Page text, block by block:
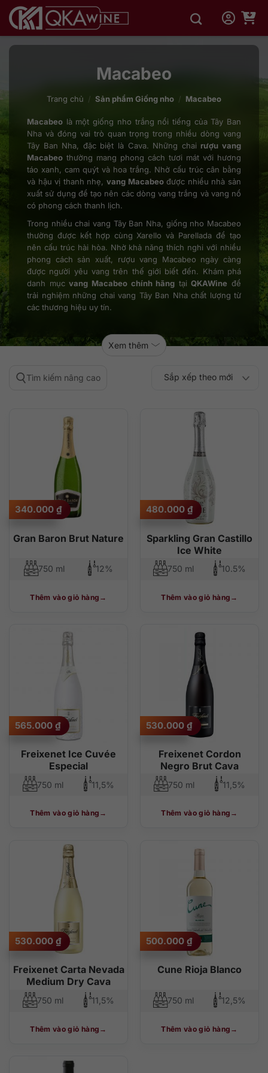
qua
dung
Macabeo
Trang chủ / Sản phẩm Giống nho / Macabeo
Macabeo là một giống nho trắng nổi tiếng của Tây Ban
Nha và đóng vai trò quan trọng trong nhiều dòng vang
Tây Ban Nha, đặc biệt là Cava. Những chai rượu vang
Macabeo thường mang phong cách tươi mát với hương
táo xanh, cam quýt và hoa trắng. Nhờ cấu trúc cân bằng
và hậu vị thanh nhẹ, vang Macabeođược nhiều nhà sản
xuất sử dụng để tạo nên các dòng vang trắng và vang nổ
có phong cách thanh lịch.
Trong nhiều chai vang Tây Ban Nha, giống nho Macabeo
thường được kết hợp cùng Xarello và Parellada để tạo
nên cấu trúc hài hòa. Nhờ khả năng thích nghi với nhiều
phong cách sản xuất, rượu vang Macabeo ngày càng
được người yêu vang trên thế giới biết đến. Khám phá
danh mụcvang Macabeo chính hãng tạiQKAWine để
trải nghiệm những chai vang Tây Ban Nha chất lượng từ
các thương hiệu uy tín.
Xem thêm
Tìm kiếm nâng cao Sắp xếp theo
độ phổ biến
Sắp xếp theo mới
thấp đến cao
cao đến thấp
Gran Baron Brut Nature
340.000 ₫
750 ml 12%
Thêm vào giỏ hàng
Sparkling Gran Castillo
Ice White
480.000 ₫
750 ml 10.5%
Thêm vào giỏ hàng
Freixenet Ice Cuvée
Especial
565.000 ₫
750 ml 11,5%
Thêm vào giỏ hàng
Freixenet Cordon
Negro Brut Cava
530.000 ₫
750 ml 11,5%
Thêm vào giỏ hàng
Freixenet Carta Nevada
Medium Dry Cava
530.000 ₫
750 ml 11,5%
Thêm vào giỏ hàng
Cune Rioja Blanco
500.000 ₫
750 ml 12,5%
Thêm vào giỏ hàng